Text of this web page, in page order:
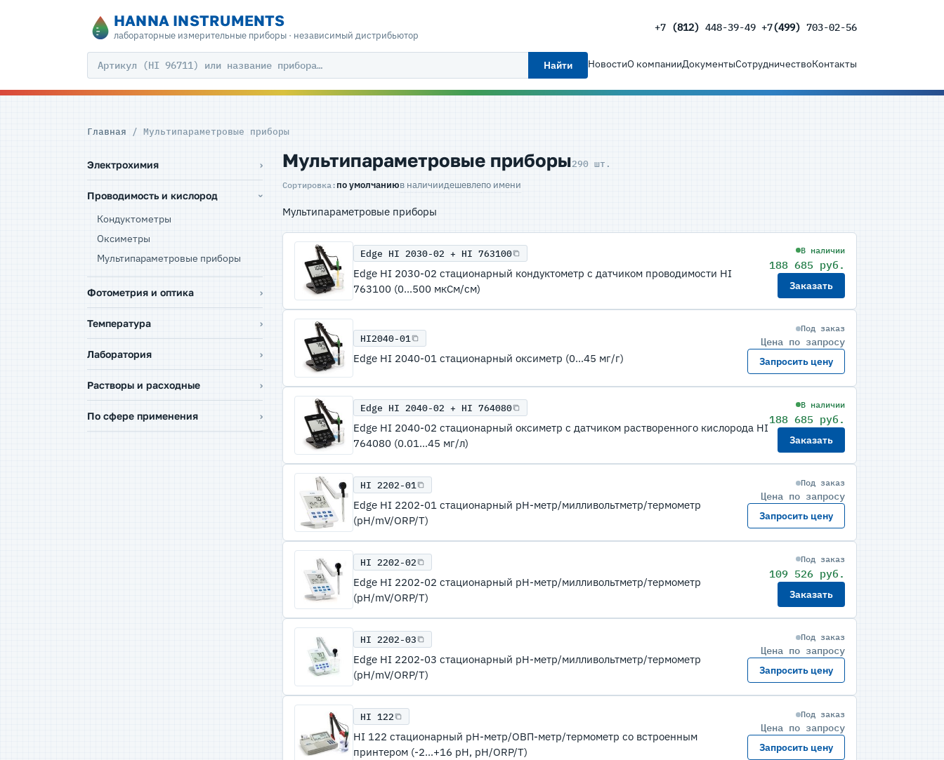
HANNA INSTRUMENTS
лабораторные измерительные приборы · независимый дистрибьютор
+7 (812) 448-39-49 +7(499) 703-02-56
Найти НовостиО компанииДокументыСотрудничествоКонтакты
Главная / Мультипараметровые приборы
Электрохимия
Проводимость и кислород
Кондуктометры
Оксиметры
Мультипараметровые приборы
Фотометрия и оптика
Температура
Лаборатория
Растворы и расходные
По сфере применения
Мультипараметровые приборы290 шт.
Сортировка: по умолчаниюв наличиидешевлепо имени
Мультипараметровые приборы
Edge HI 2030-02 + HI 763100
Edge HI 2030-02 стационарный кондуктометр с датчиком проводимости HI
763100 (0...500 мкСм/см)
В наличии
188 685 руб.
Заказать
HI2040-01
Edge HI 2040-01 стационарный оксиметр (0...45 мг/г)
Под заказ
Цена по запросу
Запросить цену
Edge HI 2040-02 + HI 764080
Edge HI 2040-02 стационарный оксиметр с датчиком растворенного кислорода HI
764080 (0.01...45 мг/л)
В наличии
188 685 руб.
Заказать
HI 2202-01
Edge HI 2202-01 стационарный рН-метр/милливольтметр/термометр
(pH/mV/ORP/T)
Под заказ
Цена по запросу
Запросить цену
HI 2202-02
Edge HI 2202-02 стационарный рН-метр/милливольтметр/термометр
(pH/mV/ORP/T)
Под заказ
109 526 руб.
Заказать
HI 2202-03
Edge HI 2202-03 стационарный рН-метр/милливольтметр/термометр
(pH/mV/ORP/T)
Под заказ
Цена по запросу
Запросить цену
HI 122
HI 122 стационарный рН-метр/ОВП-метр/термометр со встроенным
принтером (-2...+16 pH, pH/ORP/T)
Под заказ
Цена по запросу
Запросить цену